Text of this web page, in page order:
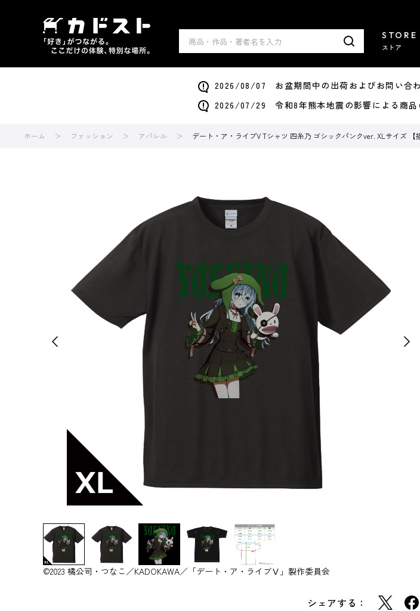
STORE
ストア
2026/08/07 お盆期間中の出荷およびお問い合
2026/07/29 令和8年熊本地震の影響による商品
ホーム ファッション アパレル デート・ア・ライブV Tシャツ 四糸乃 ゴシックパンクver. XLサイズ 【
©2023 橘公司・つなこ／KADOKAWA／「デート・ア・ライブⅤ」製作委員会
シェアする：